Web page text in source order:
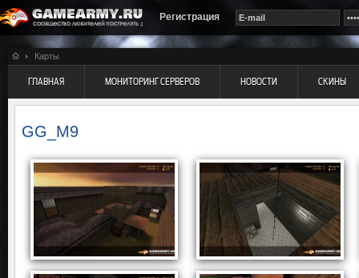
Регистрация
Карты
ГЛАВНАЯ МОНИТОРИНГ СЕРВЕРОВ НОВОСТИ СКИНЫ
GG_M9